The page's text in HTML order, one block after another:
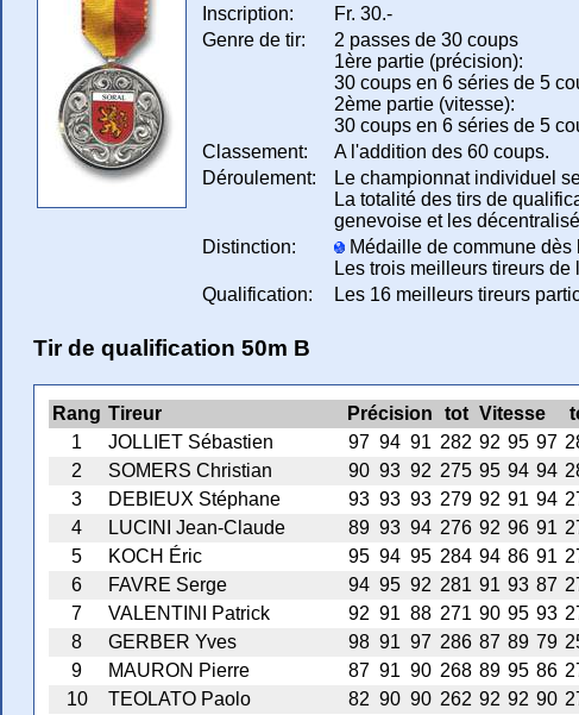
Inscription:
Fr. 30.-
Genre de tir:
2 passes de 30 coups
1ère partie (précision):
30 coups en 6 séries de 5
2ème partie (vitesse):
30 coups en 6 séries de 5
Classement:
A l'addition des 60 coups.
Déroulement:
Le championnat individuel
La totalité des tirs de
genevoise et les
Distinction:
Médaille de commune
Les trois meilleurs tireurs
Qualification:
Les 16 meilleurs tireurs
Tir de qualification 50m B
Rang Tireur Précision tot Vitesse
1
JOLLIET Sébastien 97 94 91 282 92 95 97
2
SOMERS Christian 90 93 92 275 95 94 94
3
DEBIEUX Stéphane 93 93 93 279 92 91 94
4
LUCINI Jean-Claude 89 93 94 276 92 96 91
5
KOCH Éric 95 94 95 284 94 86 91
6
FAVRE Serge 94 95 92 281 91 93 87
7
VALENTINI Patrick 92 91 88 271 90 95 93
8
GERBER Yves 98 91 97 286 87 89 79
9
MAURON Pierre 87 91 90 268 89 95 86
10
TEOLATO Paolo 82 90 90 262 92 92 90